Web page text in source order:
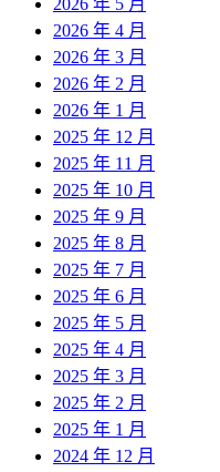
2026 年 5 月
2026 年 4 月
2026 年 3 月
2026 年 2 月
2026 年 1 月
2025 年 12 月
2025 年 11 月
2025 年 10 月
2025 年 9 月
2025 年 8 月
2025 年 7 月
2025 年 6 月
2025 年 5 月
2025 年 4 月
2025 年 3 月
2025 年 2 月
2025 年 1 月
2024 年 12 月